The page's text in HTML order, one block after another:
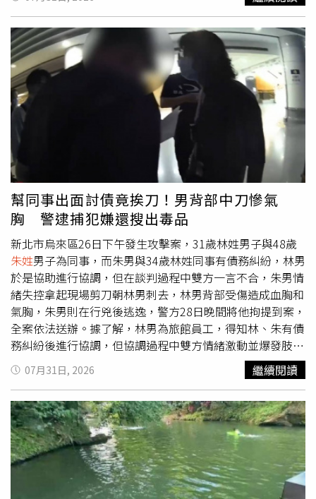
附屬中山醫院寄給丈夫的就診通知，意外發現丈夫竟與另一
名女子接受試管嬰兒療程，而且受精卵已完成培育並冷凍保
存，只是尚未植入。她推算，若胚胎日後順利植入並出生，
時間恐落在自己女兒參加大學考試前後。朱女事後展開查
證，發現丈夫與第三者疑似利用偽造的結婚證完成輔助生殖
建檔及相關醫療程序。事件曝光後，丈夫因涉嫌偽造結婚證
件，遭公安機關依法行政拘留5天。得知真相後，朱女帶著
合法結婚證前往醫院，希望院方重新查核資料，停止相關醫
療程序並處理冷凍胚胎，但遭院方拒絕。她表示，更令自己
無法接受的是，院方告知，若未來她與丈夫完成離婚，而丈
夫再與第三者依法辦理結婚登記，仍可能憑新的合法結婚
證，申請使用先前透過假證件培育完成的冷凍胚胎。認為婚
姻權益及配偶權遭到嚴重侵害，朱女因此向法院提起民事訴
訟，將丈夫、第三者及醫院列為共同被告，希望透過司法程
序釐清責任歸屬。案件7月30日首次開庭，不過就在走進法
庭前一分鐘，朱女突然收到法院通知，得知丈夫已另外提起
離婚訴訟，案件排定8月11日開庭。她感嘆，事情巧合得令
人難以置信，「連電視劇都演不出這樣的劇情」。朱女透
露，男方在庭前還向法院申請不公開審理，因此許多庭訊內
容依法無法對外公開，目前法院尚未宣判，也未說明是否還
會再次開庭，後續仍須等待法院通知。她也表示，自己並非
唯一受害者，過去大陸曾有類似案例，同樣有人涉嫌利用假
結婚證完成試管嬰兒療程並生下子女。她認為，許多合法配
偶是在婚姻破裂，甚至離婚後，才得知另一半早已利用偽造
證件與婚外對象接受輔助生殖治療，因此希望透過自身案
件，讓社會更加重視相關問題。談及目前的訴求，朱女表
示，她認為丈夫與第三者培育的冷凍胚胎，已成為婚姻中的
一道傷痕，希望相關胚胎能依法獲得妥善處理，不應再被使
用，同時要求第三者公開道歉；至於丈夫，她則表示，雙方
幫同事出面討債竟挨刀！男背部中刀慘氣
胸 警逮捕犯嫌還搜出毒品
新北市烏來區26日下午發生攻擊案，31歲林姓男子與48歲
朱姓男子為同事，而朱男與34歲林姓同事有債務糾紛，林男
於是協助進行協調，但在談判過程中雙方一言不合，朱男情
緒失控拿起現場剪刀朝林男刺去，林男背部受傷造成血胸和
氣胸，朱男則在行兇後逃逸，警方28日晚間將他拘提到案，
全案依法送辦。據了解，林男為旅館員工，得知林、朱有債
務糾紛後進行協調，但協調過程中雙方情緒激動並爆發肢體
衝突，朱男竟失控拿起現場的剪刀朝林男背部等處狠狠刺
去，導致林男當場受有頭部撕裂傷、後背部穿刺傷、前胸多
處擦傷，甚至出現血胸與氣胸傷勢。在場的林男見狀連忙將
被害人緊急載往烏來消防分隊，後續由救護車轉送新店耕莘
醫院急救，所幸經救治後已無生命危險，朱男則在犯案後逃
逸，警方立刻組成專案小組追查。警方於28日晚間持拘票將
朱嫌拘提到案，並在朱嫌身上查扣毒品殘渣袋 5 個，而被害
人暫不提出傷害告訴，警詢後將朱嫌依違反《刑法》殺人未
07月31日, 2026 繼續閱讀